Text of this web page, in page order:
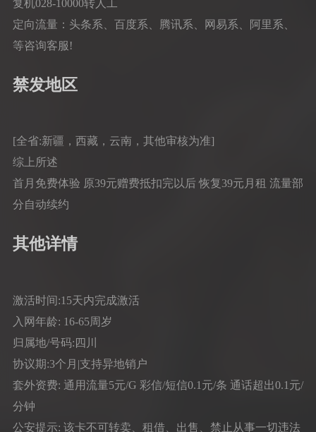
复机028-10000转人工
定向流量：头条系、百度系、腾讯系、网易系、阿里系、
等咨询客服!
禁发地区
[全省:新疆，西藏，云南，其他审核为准]
综上所述
首月免费体验 原39元赠费抵扣完以后 恢复39元月租 流量部
分自动续约
其他详情
激活时间:15天内完成激活
入网年龄: 16-65周岁
归属地/号码:四川
协议期:3个月|支持异地销户
套外资费: 通用流量5元/G 彩信/短信0.1元/条 通话超出0.1元/
分钟
公安提示: 该卡不可转卖、租借、出售、禁止从事一切违法